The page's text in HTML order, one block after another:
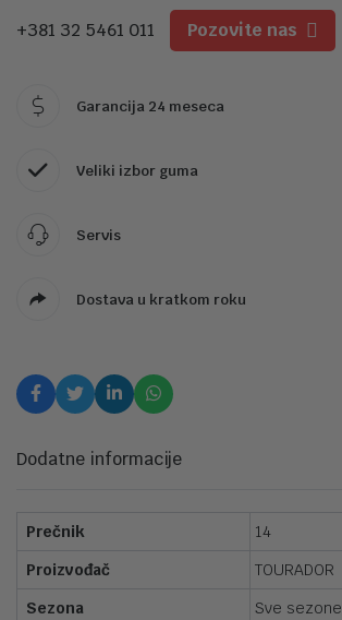
+381 32 5461 011 Pozovite nas
Garancija 24 meseca
Veliki izbor guma
Servis
Dostava u kratkom roku
Dodatne informacije
Prečnik
14
Proizvođač
TOURADOR
Sezona
Sve sezone